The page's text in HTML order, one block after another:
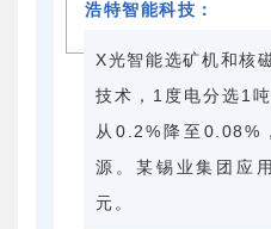
浩特智能科技：
X光智能选矿机和核
技术，1度电分选1
从0.2%降至0.08%
源。某锡业集团应
元。